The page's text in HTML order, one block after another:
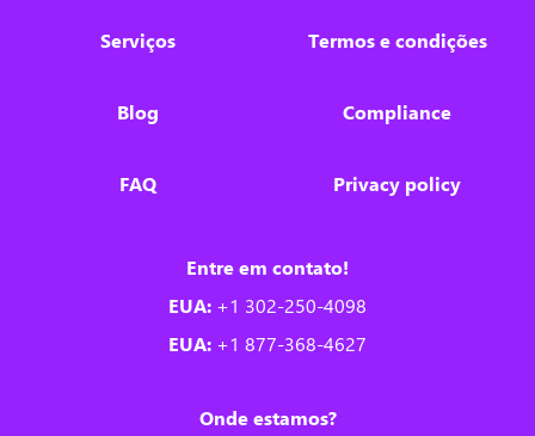
Serviços
Blog
FAQ
Termos e condições
Compliance
Privacy policy
Entre em contato!
EUA: +1 302-250-4098
EUA: +1 877-368-4627
Onde estamos?